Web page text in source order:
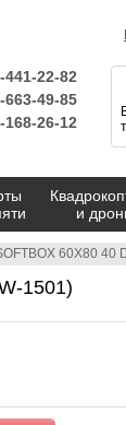
40 DEG SOFT EGG
1501)
441-22-82
663-49-85
168-26-12
и